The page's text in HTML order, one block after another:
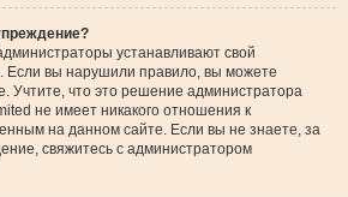
устанавливают свой
Если вы нарушили правило, вы можете
Учтите, что это решение администратора
не имеет никакого отношения к
на данном сайте. Если вы не знаете, за
свяжитесь с администратором